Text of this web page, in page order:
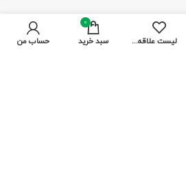
با ما همراه باشید
لیست علاقه مندی ها
0
سبد خرید حساب من